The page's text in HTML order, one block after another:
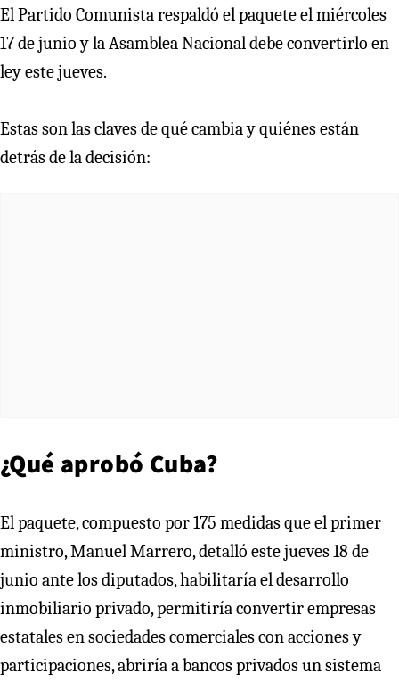
El Partido Comunista respaldó el paquete el miércoles
17 de junio y la Asamblea Nacional debe convertirlo en
ley este jueves.
Estas son las claves de qué cambia y quiénes están
detrás de la decisión:
¿Qué aprobó Cuba?
El paquete, compuesto por 175 medidas que el primer
ministro, Manuel Marrero, detalló este jueves 18 de
junio ante los diputados, habilitaría el desarrollo
inmobiliario privado, permitiría convertir empresas
estatales en sociedades comerciales con acciones y
participaciones, abriría a bancos privados un sistema